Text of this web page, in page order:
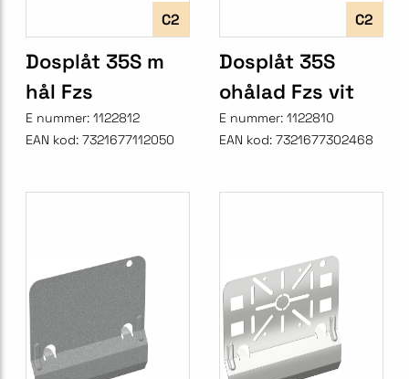
C2
Dosplåt 35S m
hål Fzs
E nummer: 1122812
EAN kod: 7321677112050
C2
Dosplåt 35S
ohålad Fzs vit
E nummer: 1122810
EAN kod: 7321677302468